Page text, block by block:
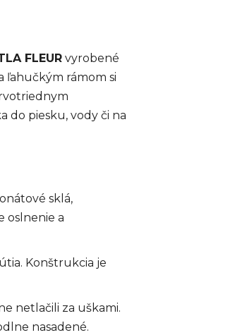
FLEUR vyrobené
ľahučkým rámom si
do piesku, vody či na
sklá,
oslnenie a
Konštrukcia je
netlačili za uškami.
nasadené.